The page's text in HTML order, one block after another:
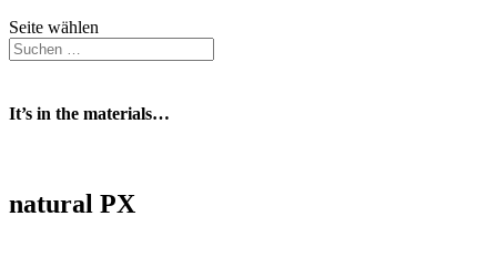
Seite wählen
It’s in the materials…
natural PX